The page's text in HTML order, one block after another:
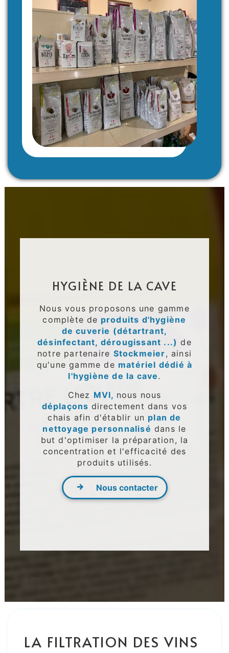
HYGIÈNE DE LA CAVE
Nous vous proposons une gamme
complète de produits d'hygiène
de cuverie (détartrant,
désinfectant, dérougissant ...) de
notre partenaire Stockmeier, ainsi
qu'une gamme de matériel dédié à
l'hygiène de la cave.
Chez MVI, nous nous
déplaçons directement dans vos
chais afin d'établir un plan de
nettoyage personnalisé dans le
but d'optimiser la préparation, la
concentration et l'efficacité des
produits utilisés.
Nous contacter
LA FILTRATION DES VINS